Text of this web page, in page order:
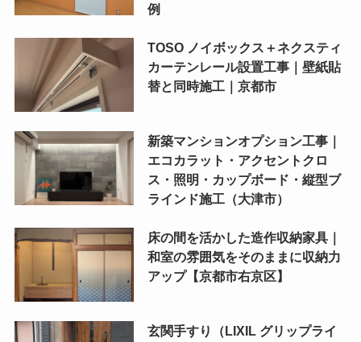
例
TOSO ノイボックス＋ネクスティ
カーテンレール設置工事｜壁紙貼
替と同時施工｜京都市
新築マンションオプション工事｜
エコカラット・アクセントクロ
ス・照明・カップボード・縦型ブ
ラインド施工（大津市）
床の間を活かした造作収納家具｜
和室の雰囲気をそのままに収納力
アップ【京都市右京区】
玄関手すり（LIXIL グリップライ